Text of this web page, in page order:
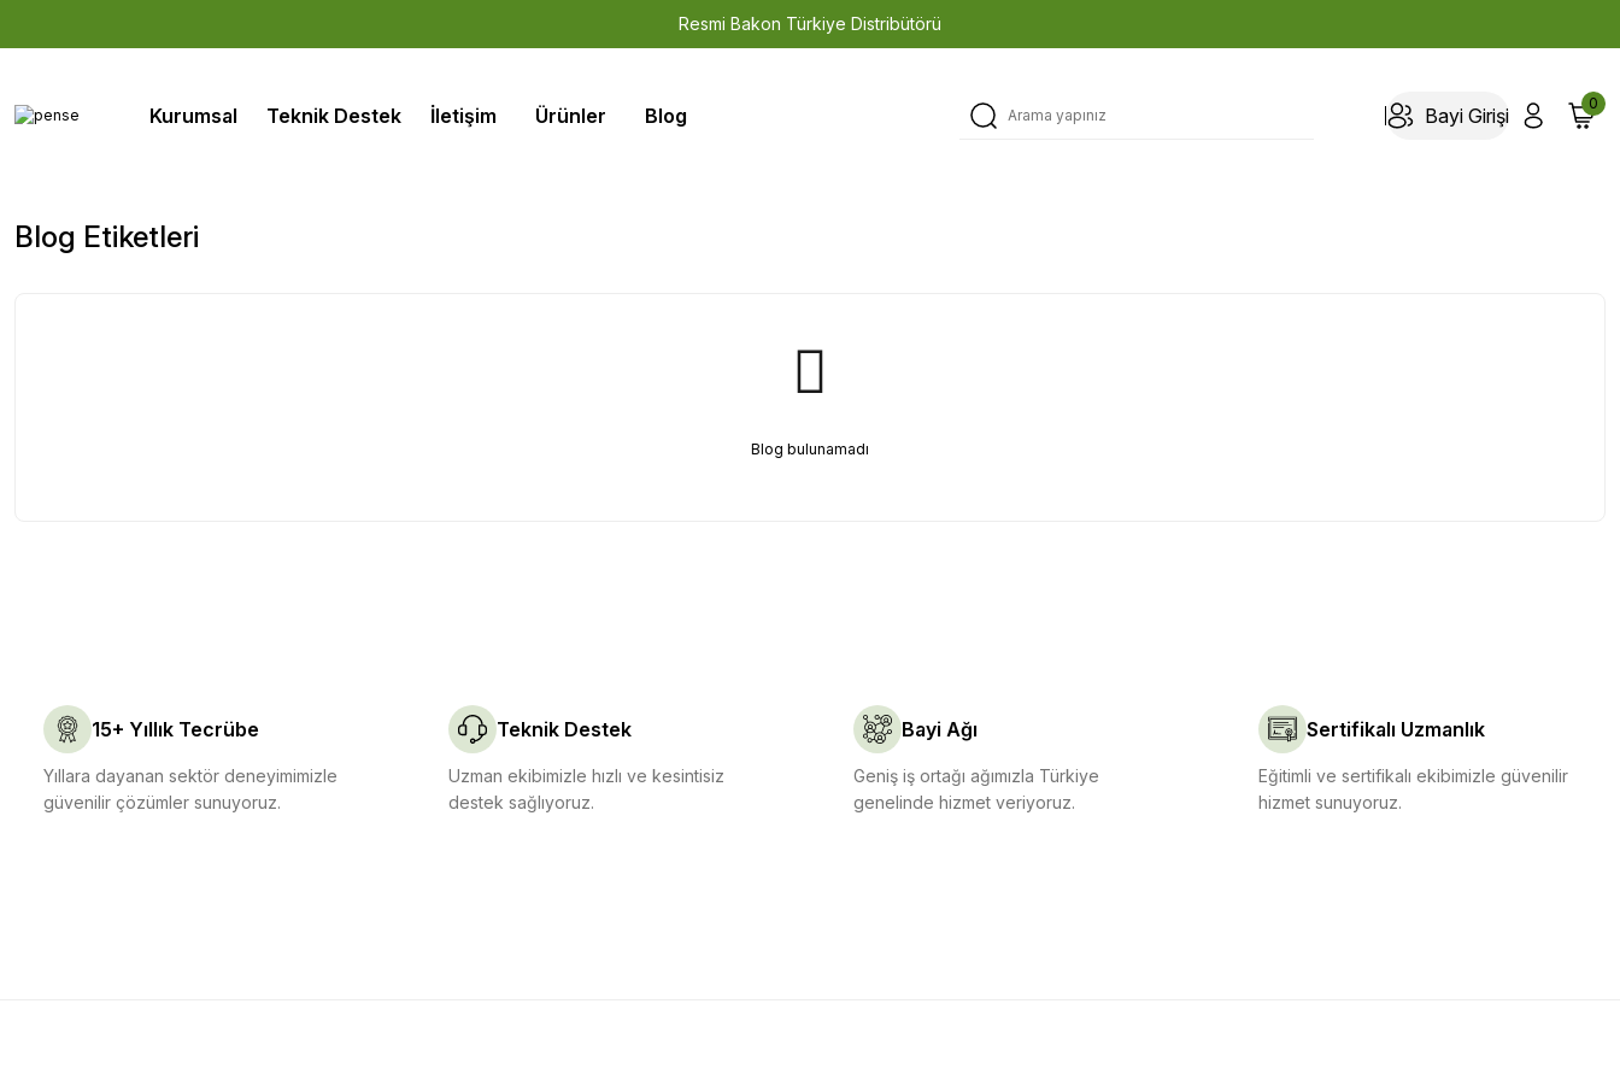
Resmi Bakon Türkiye Distribütörü
Türkiye Stoku • Hızlı Sevkiyat • Güvenilir Tedarik
Kurumsal Teknik Destek İletişim Ürünler Blog Bayi Girişi
0
Blog Etiketleri
Blog bulunamadı
15+ Yıllık Tecrübe
Yıllara dayanan sektör deneyimimizle
güvenilir çözümler sunuyoruz.
Teknik Destek
Uzman ekibimizle hızlı ve kesintisiz
destek sağlıyoruz.
Bayi Ağı
Geniş iş ortağı ağımızla Türkiye
genelinde hizmet veriyoruz.
Sertifikalı Uzmanlık
Eğitimli ve sertifikalı ekibimizle güvenilir
hizmet sunuyoruz.